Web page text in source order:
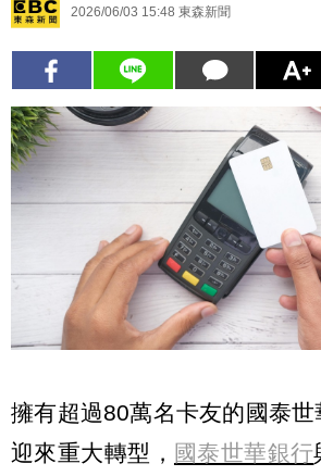
2026/06/03 15:48 東森新聞
擁有超過80萬名卡友的國泰
迎來重大轉型， 國泰世華銀行